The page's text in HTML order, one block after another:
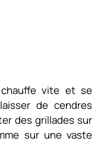
chauffe vite et se
de cendres
des grillades sur
sur une vaste